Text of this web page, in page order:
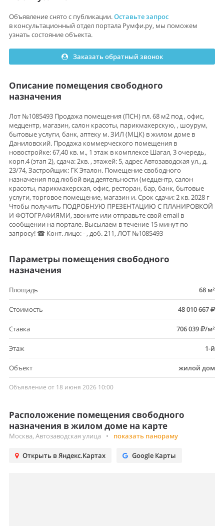
Объявление снято с публикации.Оставьте запрос
в консультационный отдел портала Румфи.ру, мы поможем
узнать состояние объекта.
Заказать обратный звонок
Описание помещения свободного
назначения
Лот №1085493 Продажа помещения (ПСН) пл. 68 м2 под , офис,
медцентр, магазин, салон красоты, парикмахерскую, , шоурум,
бытовые услуги, банк, аптеку м. ЗИЛ (МЦК) в жилом доме в
Даниловский. Продажа коммерческого помещения в
новостройке: 67,40 кв. м., 1 этаж в комплексе Шагал, 3 очередь,
корп.4 (этап 2), сдача: 2кв. , этажей: 5, адрес Автозаводская ул., д.
23/74, Застройщик: ГК Эталон. Помещение свободного
назначения под любой вид деятельности (медцентр, салон
красоты, парикмахерская, офис, ресторан, бар, банк, бытовые
услуги, торговое помещение, магазин и. Срок сдачи: 2 кв. 2028 г
Чтобы получить ПОДРОБНУЮ ПРЕЗЕНТАЦИЮ С ПЛАНИРОВКОЙ
И ФОТОГРАФИЯМИ, звоните или отправьте свой email в
сообщении на портале. Высылаем в течение 15 минут по
запросу! ☎ Конт. лицо: - , доб. 211, ЛОТ №1085493
Параметры помещения свободного
назначения
Площадь 68 м²
Стоимость 48 010 667
Ставка 706 039 /м²
Этаж 1-й
Объект жилой дом
Объявление от 18 июня 2026 10:00
Расположение помещения свободного
назначения в жилом доме на карте
Москва, Автозаводская улица • показать панораму
Открыть в Яндекс.Картах Google Карты